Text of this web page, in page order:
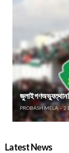
জুলাই গণঅভ্যুত্থান
PROBASH MELA 2
Latest News